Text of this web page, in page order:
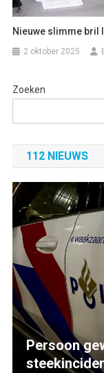
Nieuwe slimme bril
2 oktober 2025
Zoeken
112 NIEUWS
Persoon